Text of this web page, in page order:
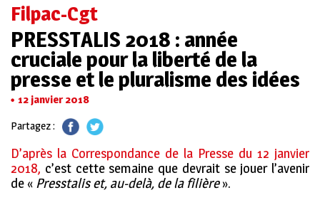
Filpac-Cgt
PRESSTALIS 2018 : année
cruciale pour la liberté de la
presse et le pluralisme des idées
12 janvier 2018
Partagez :
D’après la Correspondance de la Presse du 12 janvier
2018, c’est cette semaine que devrait se jouer l’avenir
de « Presstalis et, au-delà, de la filière».